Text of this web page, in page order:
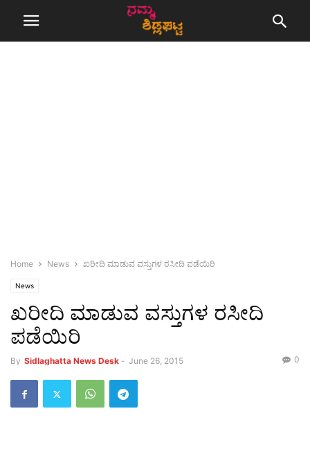
Home News ಖರೀದಿ ಮಾಡುವ ವಸ್ತುಗಳ ರಸೀದಿ ಪಡೆಯಿರಿ
News
ಖರೀದಿ ಮಾಡುವ ವಸ್ತುಗಳ ರಸೀದಿ
ಪಡೆಯಿರಿ
By Sidlaghatta News Desk - June 26, 2015 0